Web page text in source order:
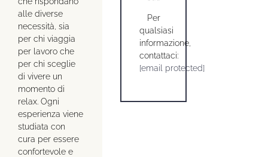
alle diverse
necessità, sia
per chi viaggia
per lavoro che
per chi sceglie
di vivere un
momento di
relax. Ogni
esperienza viene
studiata con
cura per essere
confortevole e
Per
qualsiasi
informazione,
contattaci:
[email protected]